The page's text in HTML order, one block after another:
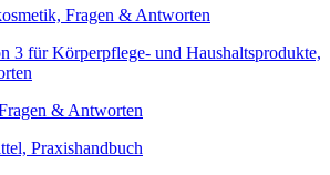
Fragen & Antworten
3 für Körperpflege- und Haushaltsprodukte,
& Antworten
Praxishandbuch